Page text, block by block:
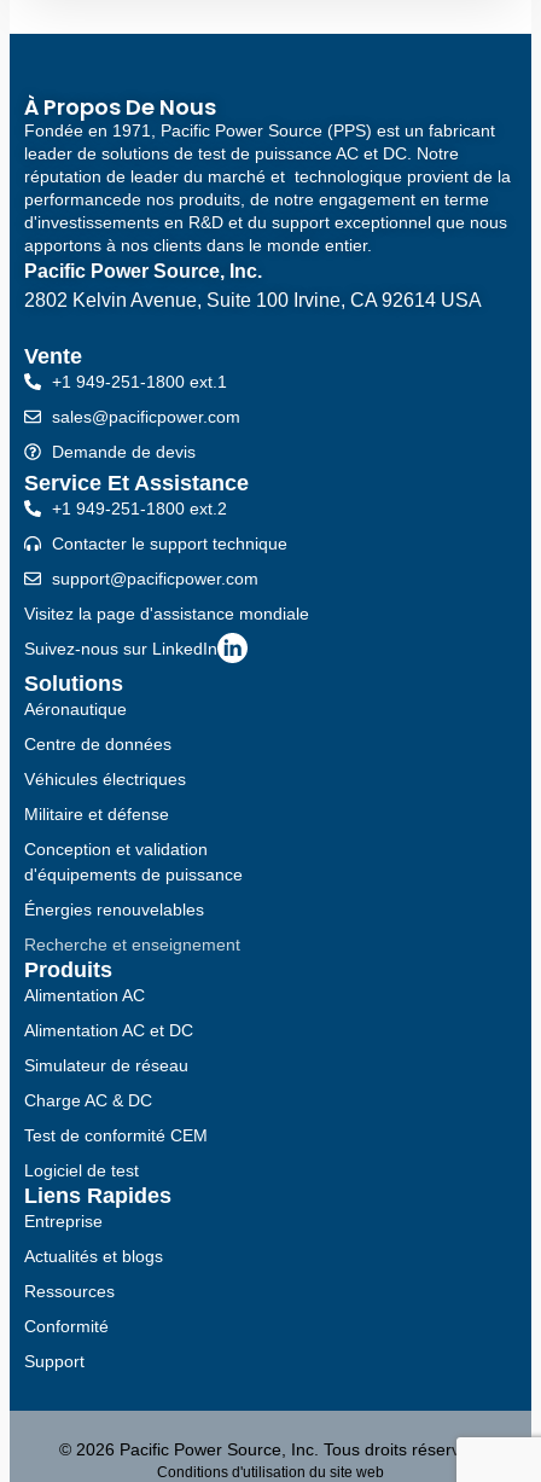
À Propos De Nous
Fondée en 1971, Pacific Power Source (PPS) est un fabricant
leader de solutions de test de puissance AC et DC. Notre
réputation de leader du marché et technologique provient de la
performancede nos produits, de notre engagement en terme
d'investissements en R&D et du support exceptionnel que nous
apportons à nos clients dans le monde entier.
Pacific Power Source, Inc.
2802 Kelvin Avenue, Suite 100 Irvine, CA 92614 USA
Solutions
Aéronautique
Centre de données
Véhicules électriques
Militaire et défense
Conception et validation
d'équipements de puissance
Énergies renouvelables
Recherche et enseignement
Produits
Alimentation AC
Alimentation AC et DC
Simulateur de réseau
Charge AC & DC
Test de conformité CEM
Logiciel de test
Liens Rapides
Entreprise
Actualités et blogs
Ressources
Conformité
Support
Vente
+1 949-251-1800 ext.1
sales@pacificpower.com
Demande de devis
Service Et Assistance
+1 949-251-1800 ext.2
Contacter le support technique
support@pacificpower.com
Visitez la page d'assistance mondiale
Suivez-nous sur LinkedIn
© 2026 Pacific Power Source, Inc. Tous droits réservés.
Conditions d'utilisation du site web